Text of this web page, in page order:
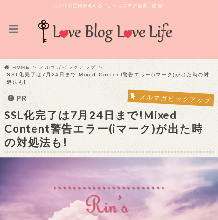
～元OLの主婦が教える「おうちブログ起業」講座～
HOME
メルマガピックアップ
SSL化完了は7月24日まで!Mixed Content警告エラー(iマーク)が出た時の対
処法も!
メルマガピックアップ
PR
SSL化完了は7月24日まで!Mixed
Content警告エラー(iマーク)が出た時
の対処法も!